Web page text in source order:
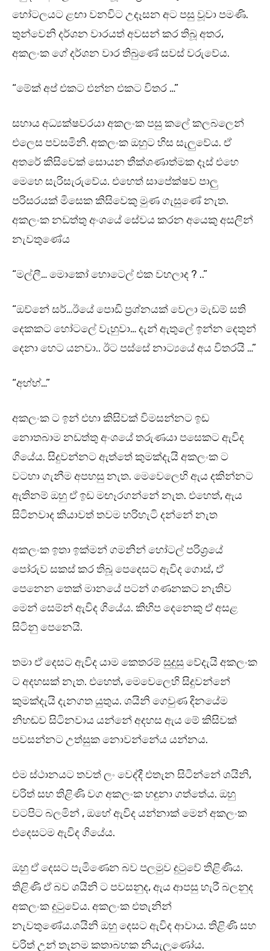
හෝටලයට ළඟා වනවිට උදෑසන අට පසු වූවා පමණි.
තුන්වෙනි දර්ශන වාරයත් අවසන් කර තිබූ අතර,
අකලංක ගේ දර්ශන වාර තිබුණේ සවස් වරුවේය.
“මේක් අප් එකට එන්න එකට විතර …”
සහාය අධ්‍යක්ෂවරයා අකලංක පසු කලේ කලබලෙන්
එලෙස පවසමිනි. අකලංක ඔහුට හිස සැලුවේය. ඒ
අතරේ කිසිවෙක් සොයන තීක්ශණාත්මක දෑස් එහෙ
මෙහෙ සැරිසැරුවේය. එහෙත් සාපේක්ෂව පාලු
පරිසරයක් මිසෙක කිසිවෙකු මුණ ගැසුණේ නැත.
අකලංක නඩත්තු අංශයේ සේවය කරන අයෙකු අසලින්
නැවතුණේය
“මල්ලී… මොකෝ හොටෙල් එක වහලාද ? ..”
“ඔව්නේ සර්…ඊයේ පොඩි ප්‍රශ්නයක් වෙලා මැඩම් සති
දෙකකට හෝටලේ වැහුවා… දැන් ඇතුලේ ඉන්න දෙතුන්
දෙනා හෙට යනවා.. ඊට පස්සේ නාට්‍යයේ අය විතරයි …”
“අහ්හ්…”
අකලංක ට ඉන් එහා කිසිවක් විමසන්නට ඉඩ
නොතබාම නඩත්තු අංශයේ තරුණයා පසෙකට ඇවිද
ගියේය. සිදුවන්නට ඇත්තේ කුමක්දැයි අකලංක ට
වටහා ගැනීම අපහසු නැත. මෙවෙලෙහි ඇය දකින්නට
ඇතිනම් ඔහු ඒ ඉඩ මඟෑරගන්නේ නැත. එහෙත්, ඇය
සිටිනවාද කියාවත් තවම හරිහැටි දන්නේ නැත
අකලංක ඉතා ඉක්මන් ගමනින් හෝටල් පරිශ්‍රයේ
පෝරුව සකස් කර තිබූ පෙදෙසට ඇවිද ගොස්, ඒ
පෙනෙන තෙක් මානයේ පටන් ගණනකට නැතිව
මෙන් සෙම්න් ඇවිද ගියේය. කිහිප දෙනෙකු ඒ අසළ
සිටිනු පෙනෙයි.
තමා ඒ දෙසට ඇවිද යාම කෙතරම් සුදුසු වේදැයි අකලංක
ට අදහසක් නැත. එහෙත්, මෙවෙලෙහි සිදුවන්නේ
කුමක්දැයි දැනගත යුතුය. ශයිනි ගෙවුණ දිනයේම
නිහඬව සිටිනවාය යන්නේ අදහස ඇය මේ කිසිවක්
පවසන්නට උත්සුක නොවන්නේය යන්නය.
එම ස්ථානයට තවත් ලං වෙද්දී එතැන සිටින්නේ ශයිනි,
චරිත් සහ තිළිණි වග අකලංක හඳුනා ගත්තේය. ඔහු
වටපිට බලමින් , ඔහේ ඇවිද යන්නාක් මෙන් අකලංක
එදෙසටම ඇවිද ගියේය.
ඔහු ඒ දෙසට පැමිණෙන බව පලමුව දුටුවේ තිළිණිය.
තිළිණි ඒ බව ශයිනි ට පවසනුද, ඇය ආපසු හැරී බලනුද
අකලංක දුටුවේය. අකලංක එතැනින්
නැවතුණේය.ශයිනි ඔහු දෙසට ඇවිද ආවාය. තිළිණි සහ
චරිත් උන් තැනම කතාබහක නියැලුණෝය.